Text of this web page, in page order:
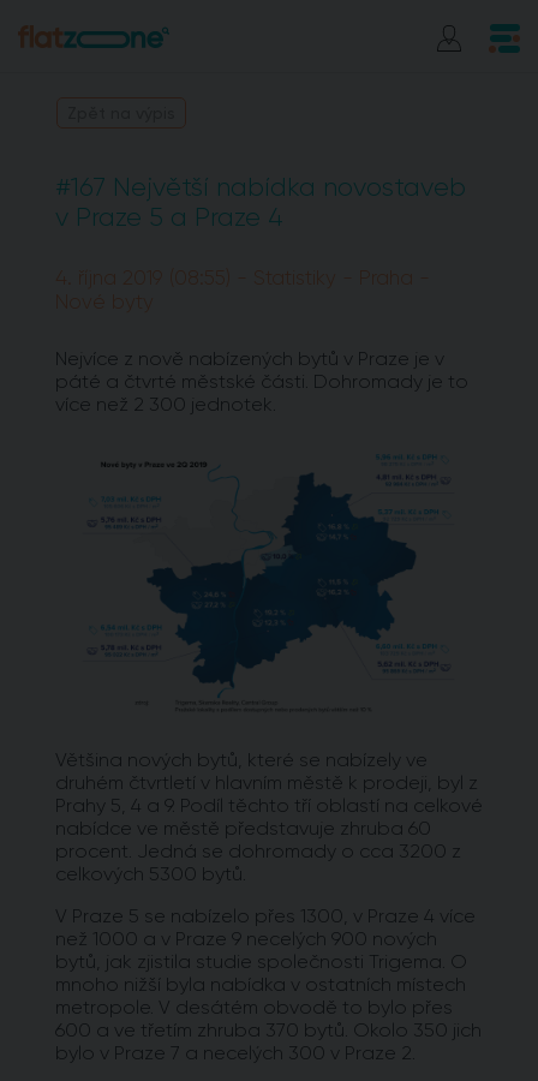
#167 Největší nabídka novostaveb
v Praze 5 a Praze 4
4. října 2019 (08:55) - Statistiky - Praha -
Nové byty
Nejvíce z nově nabízených bytů v Praze je v
páté a čtvrté městské části. Dohromady je to
více než 2 300 jednotek.
Většina nových bytů, které se nabízely ve
druhém čtvrtletí v hlavním městě k prodeji, byl z
Prahy 5, 4 a 9. Podíl těchto tří oblastí na celkové
nabídce ve městě představuje zhruba 60
procent. Jedná se dohromady o cca 3200 z
celkových 5300 bytů.
V Praze 5 se nabízelo přes 1300, v Praze 4 více
než 1000 a v Praze 9 necelých 900 nových
bytů, jak zjistila studie společnosti Trigema. O
mnoho nižší byla nabídka v ostatních místech
metropole. V desátém obvodě to bylo přes
600 a ve třetím zhruba 370 bytů. Okolo 350 jich
bylo v Praze 7 a necelých 300 v Praze 2.